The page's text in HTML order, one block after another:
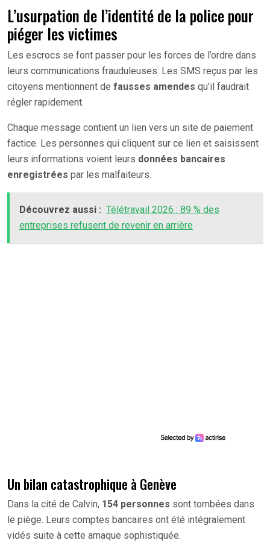
L’usurpation de l’identité de la police pour
piéger les victimes
Les escrocs se font passer pour les forces de l’ordre dans
leurs communications frauduleuses. Les SMS reçus par les
citoyens mentionnent de fausses amendes qu’il faudrait
régler rapidement.
Chaque message contient un lien vers un site de paiement
factice. Les personnes qui cliquent sur ce lien et saisissent
leurs informations voient leurs données bancaires
enregistrées par les malfaiteurs.
Découvrez aussi : Télétravail 2026 : 89 % des
entreprises refusent de revenir en arrière
Un bilan catastrophique à Genève
Dans la cité de Calvin, 154 personnes sont tombées dans
le piège. Leurs comptes bancaires ont été intégralement
vidés suite à cette arnaque sophistiquée.